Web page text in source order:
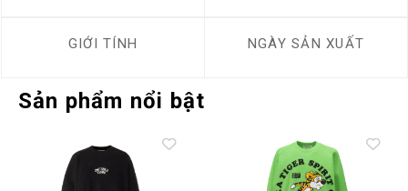
GIỚI TÍNH NGÀY SẢN XUẤT
Sản phẩm nổi bật